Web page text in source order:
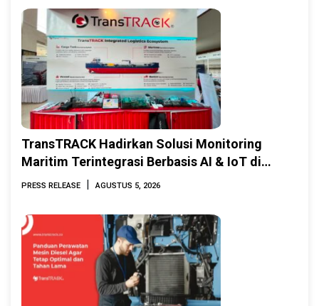
TransTRACK Hadirkan Solusi Monitoring
Maritim Terintegrasi Berbasis AI & IoT di
Indonesia Marine & Offshore Expo (IMOX)
PRESS RELEASE | AGUSTUS 5, 2026